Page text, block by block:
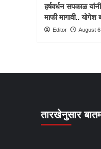
कठोर
कारवाईची
–
यांचे
हर्षवर्धन सपकाळ
माफी मागावी.. योगेश
Editor August
तारखेनुसार